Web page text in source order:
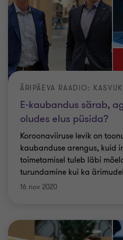
E-kaubandus särab,
oludes elus püsida?
ÄRIPÄEVA RAADIO:
Koroonaviiruse levik on
kaubanduse arengus, kuid
toimetamisel tuleb läbi
turundamine kui ka
16 nov 2020